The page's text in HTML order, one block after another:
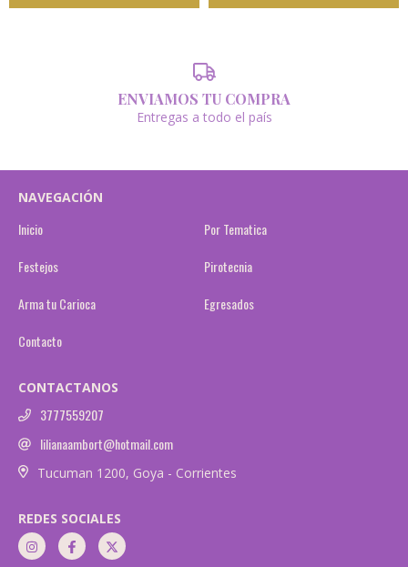
ENVIAMOS TU COMPRA
Entregas a todo el país
NAVEGACIÓN
Inicio
Por Tematica
Festejos
Pirotecnia
Arma tu Carioca
Egresados
Contacto
CONTACTANOS
3777559207
lilianaambort@hotmail.com
Tucuman 1200, Goya - Corrientes
REDES SOCIALES